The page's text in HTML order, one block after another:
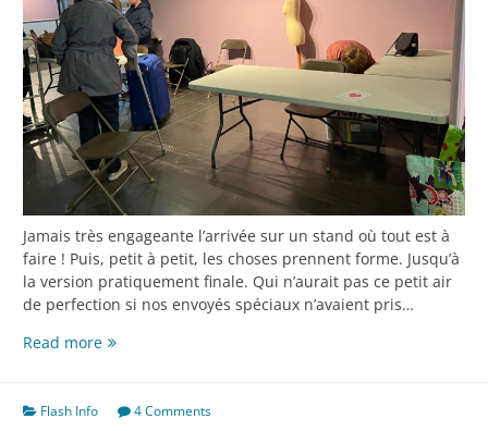
Jamais très engageante l’arrivée sur un stand où tout est à
faire ! Puis, petit à petit, les choses prennent forme. Jusqu’à
la version pratiquement finale. Qui n’aurait pas ce petit air
de perfection si nos envoyés spéciaux n’avaient pris…
Read moreNantes,
Flash Info 4 Comments